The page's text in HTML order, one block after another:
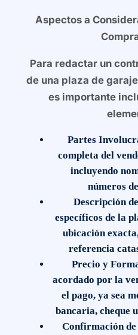
Aspectos a
Para redactar un
de una plaza de
es importante
Partes
completa del
incluyendo
números
Descripción
específicos de la
ubicación
referencia
Precio y
acordado por la
el pago, ya sea
bancaria, cheque
Confirmación